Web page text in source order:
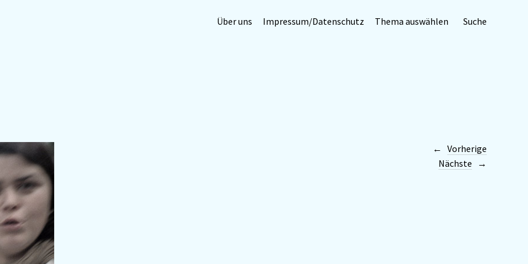
Über uns Impressum/Datenschutz Thema auswählen Suche
Vorherige
Nächste